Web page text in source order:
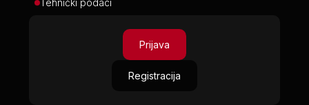
Tehnički podaci
Prijava
Registracija